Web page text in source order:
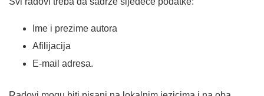
Ime i prezime autora
Afilijacija
E-mail adresa.